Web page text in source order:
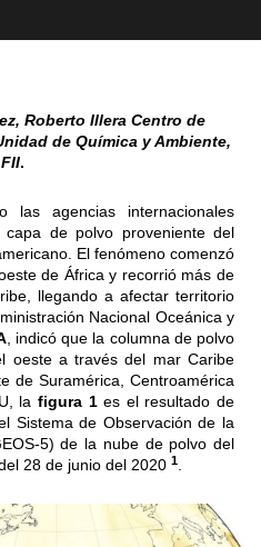
Roberto Illera Centro de
de Química y Ambiente,
FII.
agencias internacionales
de polvo proveniente del
El fenómeno comenzó
de África y recorrió más de
llegando a afectar territorio
Nacional Oceánica y
, indicó que la columna de polvo
oeste a través del mar Caribe
de Suramérica, Centroamérica
la figura 1es el resultado de
Sistema de Observación de la
5) de la nube de polvo del
28 de junio del 2020 1.